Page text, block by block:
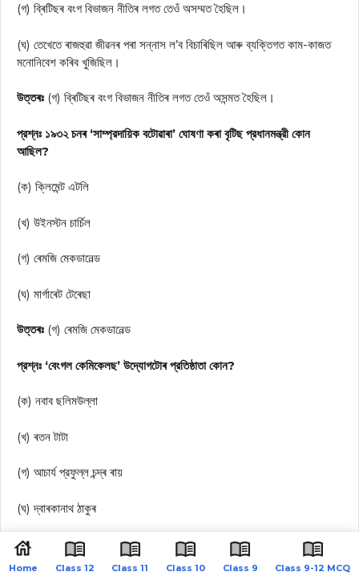
Home Class 12 Class 11 Class 10 Class 9 Class 9-12 MCQ
(গ) ব্ৰিটিছৰ বংগ বিভাজন নীতিৰ লগত তেওঁ অসম্মত হৈছিল।
(ঘ) তেখেতে ৰাজহুৱা জীৱনৰ পৰা সন্নাস ল’ব বিচাৰিছিল আৰু ব্যক্তিগত কাম-কাজত
মনোনিবেশ কৰিব খুজিছিল।
উত্তৰঃ (গ) ব্ৰিটিছৰ বংগ বিভাজন নীতিৰ লগত তেওঁ অসন্মত হৈছিল।
প্রশ্নঃ ১৯৩২ চনৰ ‘সাম্প্রদায়িক বটোৱাৰা’ ঘোষণা কৰা বৃটিছ প্রধানমন্ত্রী কোন
আছিল?
(ক) ক্লিমেন্ট এটলি
(খ) উইনস্টন চার্চিল
(গ) ৰেমজি মেকডানেল্ড
(ঘ) মার্গাৰেট টেৰেছা
উত্তৰঃ (গ) ৰেমজি মেকডানেল্ড
প্রশ্নঃ ‘বেংগল কেমিকেলছ’ উদ্যোগটোৰ প্রতিষ্ঠাতা কোন?
(ক) নবাব ছলিমউল্লা
(খ) ৰতন টাটা
(গ) আচার্য প্রফুল্ল চন্দ্ৰ ৰায়
(ঘ) দ্বাৰকানাথ ঠাকুৰ
উত্তৰঃ (গ) আচার্য প্রফুল্ল চন্দ্ৰ ৰায়